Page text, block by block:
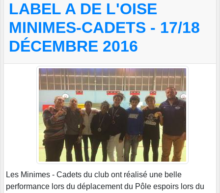
LABEL A DE L'OISE
MINIMES-CADETS - 17/18
DÉCEMBRE 2016
Les Minimes - Cadets du club ont réalisé une belle
performance lors du déplacement du Pôle espoirs lors du